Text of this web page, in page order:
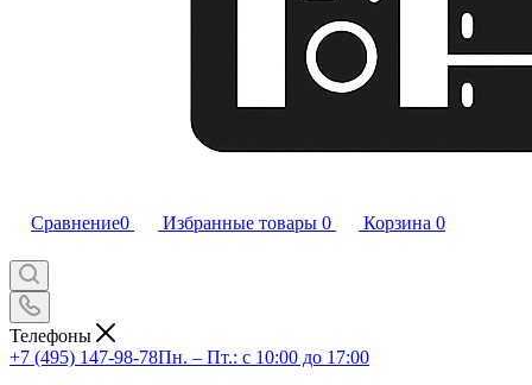
Сравнение0 Избранные товары 0 Корзина 0
Телефоны
+7 (495) 147-98-78Пн. – Пт.: с 10:00 до 17:00